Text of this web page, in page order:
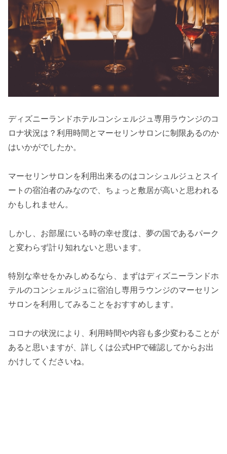
ディズニーランドホテルコンシェルジュ専用ラウンジのコ
ロナ状況は？利用時間とマーセリンサロンに制限あるのか
はいかがでしたか。
マーセリンサロンを利用出来るのはコンシュルジュとスイ
ートの宿泊者のみなので、ちょっと敷居が高いと思われる
かもしれません。
しかし、お部屋にいる時の幸せ度は、夢の国であるパーク
と変わらず計り知れないと思います。
特別な幸せをかみしめるなら、まずはディズニーランドホ
テルのコンシェルジュに宿泊し専用ラウンジのマーセリン
サロンを利用してみることをおすすめします。
コロナの状況により、利用時間や内容も多少変わることが
あると思いますが、詳しくは公式HPで確認してからお出
かけしてくださいね。